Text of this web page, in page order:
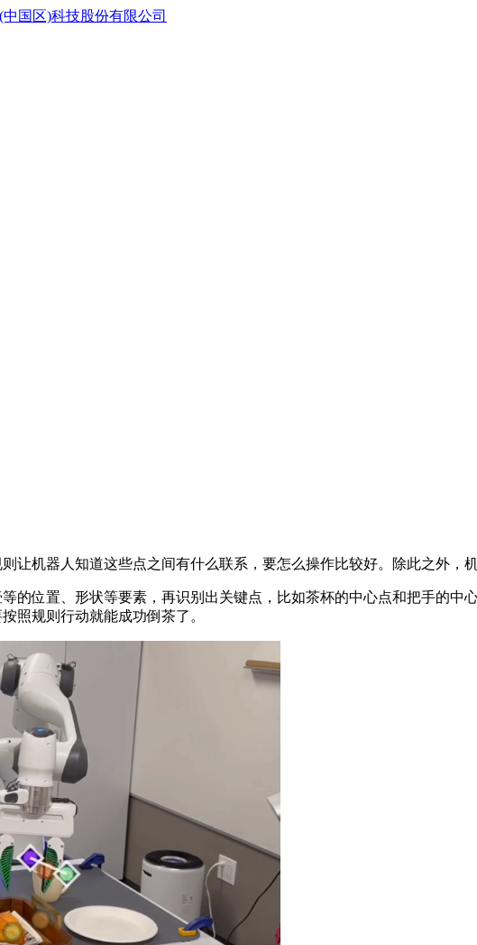
机器人知道这些点之间有什么联系，要怎么操作比较好。除此之外，机
位置、形状等要素，再识别出关键点，比如茶杯的中心点和把手的中
照规则行动就能成功倒茶了。